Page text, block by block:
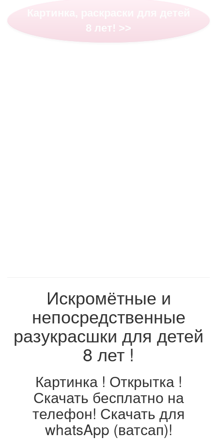
8 лет! >>
Искромётные и
непосредственные
разукрасшки для детей
8 лет !
Картинка ! Открытка !
Скачать бесплатно на
телефон! Скачать для
whatsApp (ватсап)!